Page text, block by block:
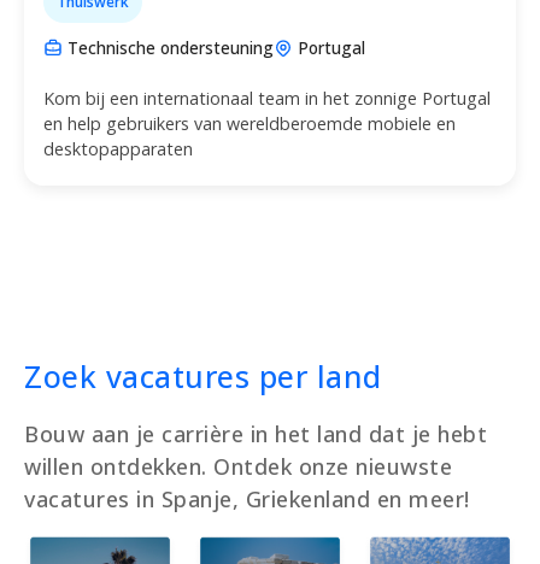
Technische ondersteuning Portugal
Kom bij een internationaal team in het zonnige Portugal
en help gebruikers van wereldberoemde mobiele en
desktopapparaten
Zoek vacatures per land
Bouw aan je carrière in het land dat je hebt
willen ontdekken. Ontdek onze nieuwste
vacatures in Spanje, Griekenland en meer!